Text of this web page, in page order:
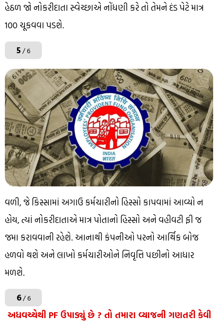
હેઠળ જો નોકરીદાતા સ્વેચ્છાએ નોંધણી કરે તો તેમને દંડ પેટે માત્ર
₹100 ચૂકવવા પડશે.
5/ 6
વળી, જે કિસ્સામાં અગાઉ કર્મચારીનો હિસ્સો કાપવામાં આવ્યો ન
હોય, ત્યાં નોકરીદાતાએ માત્ર પોતાનો હિસ્સો અને વહીવટી ફી જ
જમા કરાવવાની રહેશે. આનાથી કંપનીઓ પરનો આર્થિક બોજ
હળવો થશે અને લાખો કર્મચારીઓને નિવૃત્તિ પછીનો આધાર
મળશે.
6/ 6
અધવચ્ચેથી PF ઉપાડ્યું છે ? તો તમારા વ્યાજની ગણતરી કેવી